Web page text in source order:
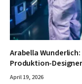
Arabella
Produktion-
April 19, 2026